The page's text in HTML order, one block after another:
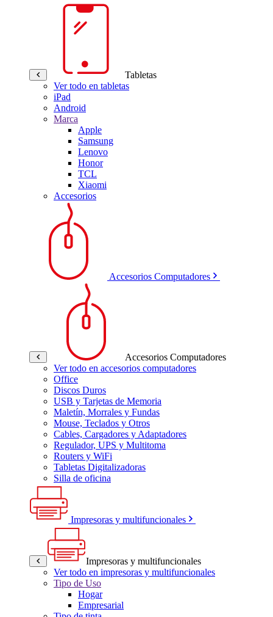
Tabletas
Ver todo en tabletas
iPad
Android
Marca
Apple
Samsung
Lenovo
Honor
TCL
Xiaomi
Accesorios
Accesorios Computadores
Accesorios Computadores
Ver todo en accesorios computadores
Office
Discos Duros
USB y Tarjetas de Memoria
Maletín, Morrales y Fundas
Mouse, Teclados y Otros
Cables, Cargadores y Adaptadores
Regulador, UPS y Multitoma
Routers y WiFi
Tabletas Digitalizadoras
Silla de oficina
Impresoras y multifuncionales
Impresoras y multifuncionales
Ver todo en impresoras y multifuncionales
Tipo de Uso
Hogar
Empresarial